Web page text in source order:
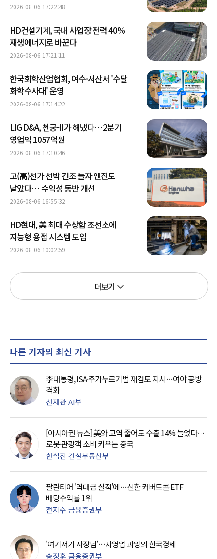
2026-08-06 17:22:48
HD건설기계, 국내 사업장 전력 40%
재생에너지로 바꾼다
2026-08-06 17:21:11
한국화학산업협회, 여수·서산서 '수달
화학수사대' 운영
2026-08-06 17:14:22
LIG D&A, 천궁-II가 해냈다…2분기
영업익 1057억원
2026-08-06 17:10:46
고(高)선가 선박 건조 늘자 엔진도
날았다… 수익성 동반 개선
2026-08-06 16:55:32
HD현대, 美 최대 수상함 조선소에
지능형 용접 시스템 도입
2026-08-06 10:02:59
더보기
다른 기자의 최신 기사
李대통령, ISA·주가누르기법 재검토 지시…여야 공방
격화
선재관 AI부
[아시아권 뉴스] 美와 교역 줄어도 수출 14% 늘었다…
로봇·관광객 소비 키우는 중국
한석진 건설부동산부
팔란티어 '역대급 실적'에…신한 커버드콜 ETF
배당수익률 1위
전지수 금융증권부
'여기저기 사장님'…자영업 과잉의 한국경제
송정훈 금융증권부